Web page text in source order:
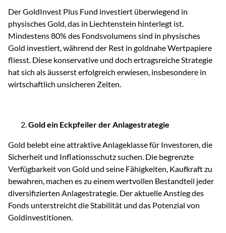
Der GoldInvest Plus Fund investiert überwiegend in
physisches Gold, das in Liechtenstein hinterlegt ist.
Mindestens 80% des Fondsvolumens sind in physisches
Gold investiert, während der Rest in goldnahe Wertpapiere
fliesst. Diese konservative und doch ertragsreiche Strategie
hat sich als äusserst erfolgreich erwiesen, insbesondere in
wirtschaftlich unsicheren Zeiten.
Gold ein Eckpfeiler der Anlagestrategie
Gold belebt eine attraktive Anlageklasse für Investoren, die
Sicherheit und Inflationsschutz suchen. Die begrenzte
Verfügbarkeit von Gold und seine Fähigkeiten, Kaufkraft zu
bewahren, machen es zu einem wertvollen Bestandteil jeder
diversifizierten Anlagestrategie. Der aktuelle Anstieg des
Fonds unterstreicht die Stabilität und das Potenzial von
Goldinvestitionen.